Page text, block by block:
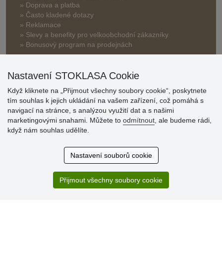
» Doprava a platba
» Často kladené dotazy
» Reklamace
» Slevy a benefity pro velkoobchodní zákazníky
» Bonusový program na prodejnách
Hodnocení
zákazníků
Super obchod, kvalitní zboží za slušné ceny. Vřele
Nastavení STOKLASA Cookie
Když kliknete na „Přijmout všechny soubory cookie“, poskytnete
tím souhlas k jejich ukládání na vašem zařízení, což pomáhá s
navigací na stránce, s analýzou využití dat a s našimi
marketingovými snahami. Můžete to odmítnout , ale budeme rádi,
když nám souhlas udělíte.
Nastavení souborů cookie
Přijmout všechny soubory cookie